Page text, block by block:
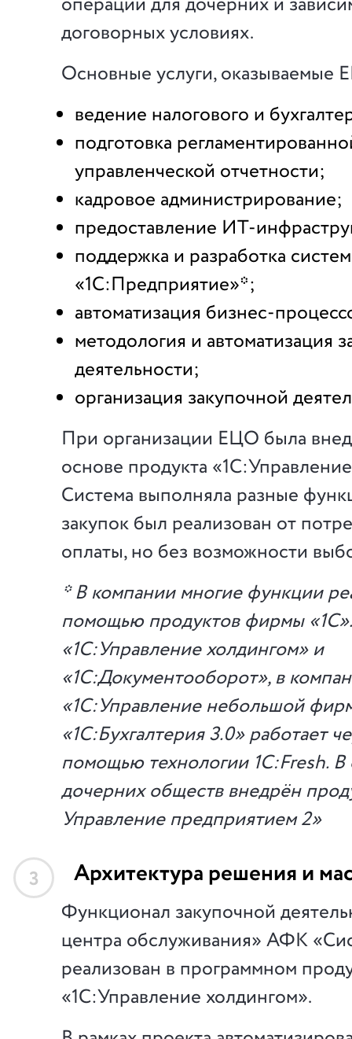
договорных условиях.
Основные услуги, оказываемые
ведение налогового и
подготовка
управленческой отчетности;
кадровое администрирование;
предоставление ИТ-
поддержка и разработка
«1С:Предприятие»*;
автоматизация бизнес-
методология и автоматизация
деятельности;
организация закупочной
При организации ЕЦО была
основе продукта
Система выполняла разные
закупок был реализован от
оплаты, но без возможности
* В компании многие функции
помощью продуктов фирмы
«1С:Управление холдингом» и
«1С:Документооборот», в
«1С:Управление небольшой
«1С:Бухгалтерия 3.0» работает
помощью технологии 1С:Fresh.
дочерних обществ внедрён
Управление предприятием 2»
3 Архитектура решения и
Функционал закупочной
центра обслуживания» АФК
реализован в программном
«1С:Управление холдингом».